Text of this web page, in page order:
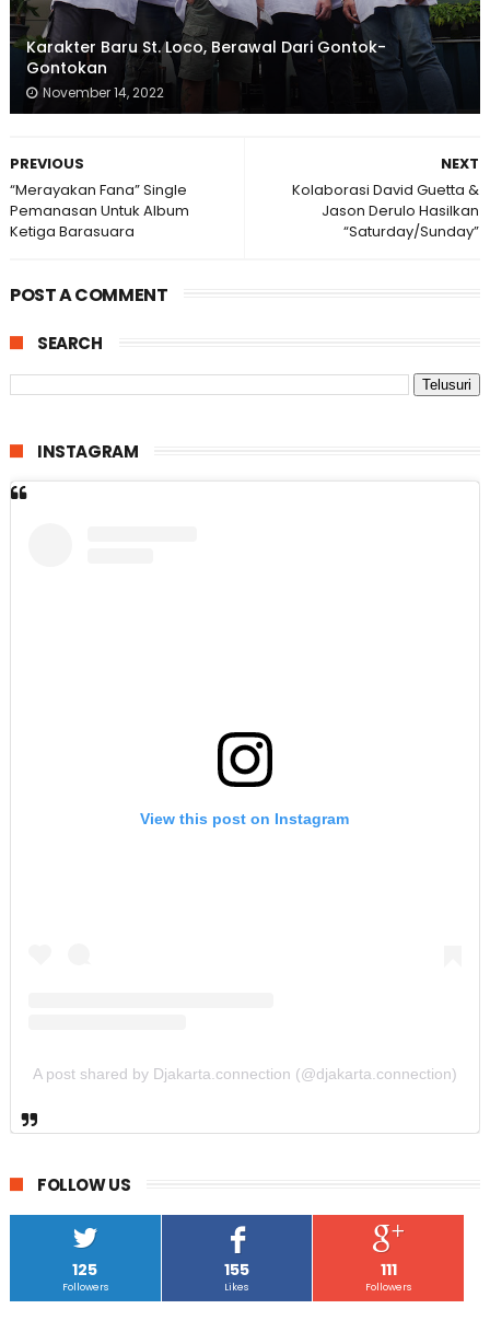
Karakter Baru St. Loco, Berawal Dari Gontok-
Gontokan
November 14, 2022
NEXT
Kolaborasi David Guetta &
Jason Derulo Hasilkan
“Saturday/Sunday”
PREVIOUS
“Merayakan Fana” Single
Pemanasan Untuk Album
Ketiga Barasuara
POST A COMMENT
SEARCH
INSTAGRAM
View this post on Instagram
A post shared by Djakarta.connection (@djakarta.connection)
FOLLOW US
125
Followers
155
Likes
111
Followers